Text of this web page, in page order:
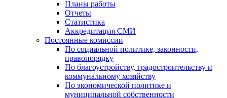
Планы работы
Отчеты
Статистика
Аккредитация СМИ
Постоянные комиссии
По социальной политике, законности,
правопорядку
По благоустройству, градостроительству и
коммунальному хозяйству
По экономической политике и
муниципальной собственности